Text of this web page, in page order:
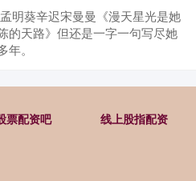
明葵辛迟宋曼曼《漫天星光是她
的天路》但还是一字一句写尽她
。
票配资吧 线上股指配资